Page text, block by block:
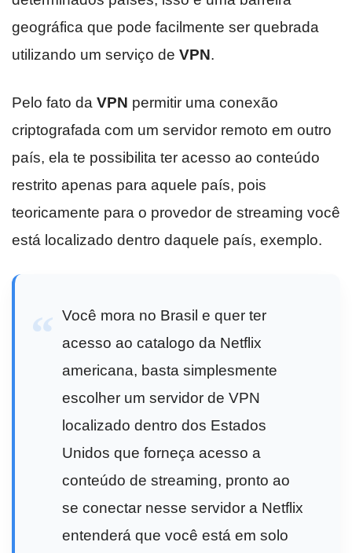
geográfica que pode facilmente ser quebrada
utilizando um serviço de VPN.
Pelo fato da VPN permitir uma conexão
criptografada com um servidor remoto em outro
país, ela te possibilita ter acesso ao conteúdo
restrito apenas para aquele país, pois
teoricamente para o provedor de streaming você
está localizado dentro daquele país, exemplo.
Você mora no Brasil e quer ter
acesso ao catalogo da Netflix
americana, basta simplesmente
escolher um servidor de VPN
localizado dentro dos Estados
Unidos que forneça acesso a
conteúdo de streaming, pronto ao
se conectar nesse servidor a Netflix
entenderá que você está em solo